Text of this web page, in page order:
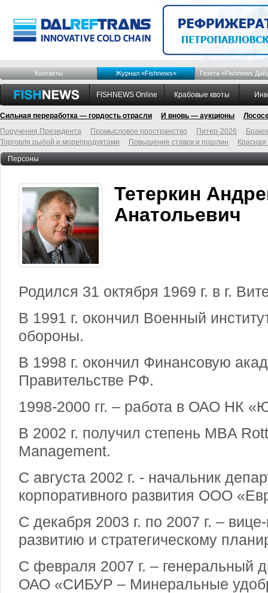
Контакты Журнал «Fishnews» Газета «Fishnews
FISHNEWS Online Крабовые квоты
Сильная переработка — гордость отрасли И вновь — аукционы
Поручения Президента
Промысловое пространство Питер-2026
Торговля рыбой и морепродуктами
Повышение ставок и пошлин
Персоны
Тетеркин
Анатольевич
Родился 31 октября 1969 г. в г.
В 1991 г. окончил Военный
обороны.
В 1998 г. окончил Финансовую
Правительстве РФ.
1998-2000 гг. – работа в ОАО НК
В 2002 г. получил степень MBA
Management.
С августа 2002 г. - начальник
корпоративного развития ООО
С декабря 2003 г. по 2007 г. –
развитию и стратегическому
С февраля 2007 г. – генеральный
ОАО «СИБУР – Минеральные